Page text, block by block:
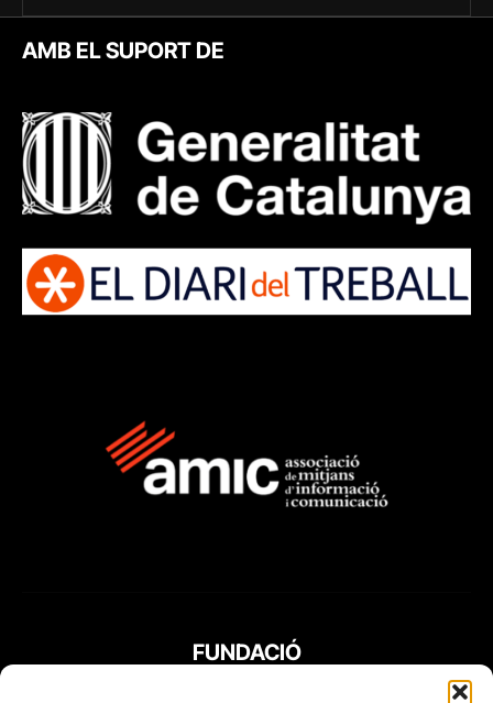
AMB EL SUPORT DE
FUNDACIÓ